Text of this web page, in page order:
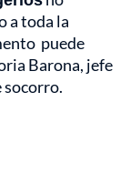
a toda la
puede
Barona, jefe
socorro.